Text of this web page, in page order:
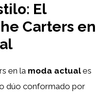
El
Carters en
en la moda actuales
dúo conformado por